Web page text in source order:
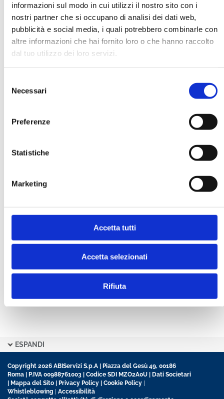
informazioni sul modo in cui utilizzi il nostro sito con i
nostri partner che si occupano di analisi dei dati web,
pubblicità e social media, i quali potrebbero combinarle con
altre informazioni che hai fornito loro o che hanno raccolto
dal tuo utilizzo dei loro servizi.
delNecessari
Preferenze
Statistiche
Marketing
Accetta tutti
Accetta selezionati
Rifiuta
E-MAIL *
AZIENDA
FUNZIONE AZIENDALE
Ho letto e accetto l’informativa sulla
Ho preso visione delleCondizioni Generalidi
contratto disciplinanti il sito
ESPANDI
Copyright 2026 ABIServizi S.p.A | Piazza del Gesù 49, 00186
Roma | P.IVA 00988761003 | Codice SDI MZO2A0U | Dati Societari
| Mappa del Sito | Privacy Policy | Cookie Policy |
Whistleblowing | Accessibilità